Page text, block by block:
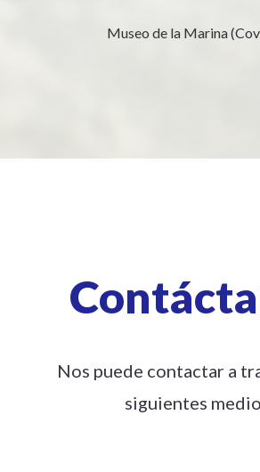
Museo de la Marina
Nos puede contactar a
siguientes